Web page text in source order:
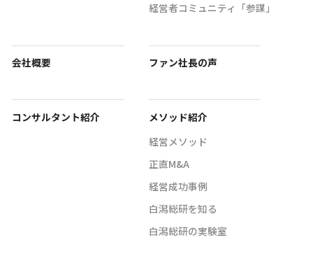
経営者コミュニティ「参謀」
会社概要 ファン社長の声
コンサルタント紹介
メソッド紹介
経営メソッド
正直M&A
経営成功事例
白潟総研を知る
白潟総研の実験室